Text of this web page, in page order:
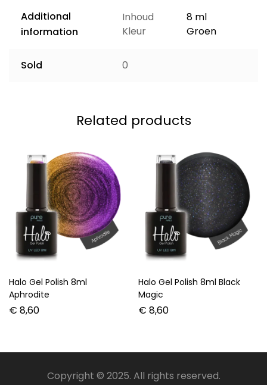
Additional
information
Inhoud
8 ml
Kleur
Groen
Sold 0
Related products
Halo Gel Polish 8ml
Aphrodite
€ 8,60
Halo Gel Polish 8ml Black
Magic
€ 8,60
Copyright © 2025. All rights reserved.